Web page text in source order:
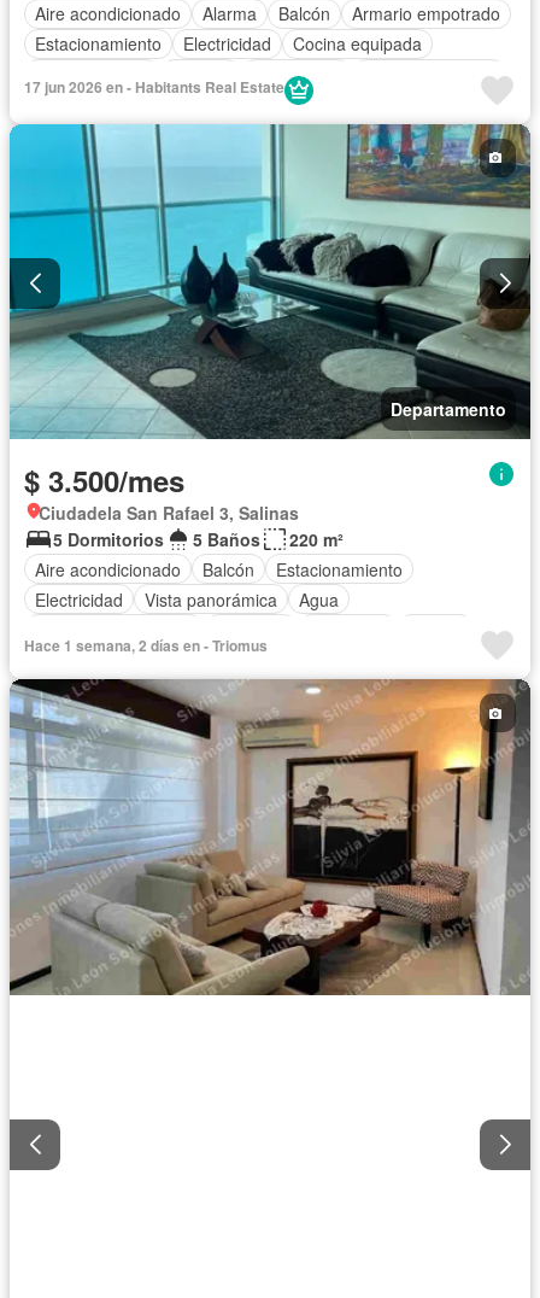
Aire acondicionado
Alarma Balcón
Armario empotrado
Estacionamiento
Electricidad
Cocina equipada
Gas natural
Vista panorámica
Cuarto de servicio
Conserje
Garita de guardianía
Ascensor
Seguridad Terraza
Patio
Parrilla
Completamente amoblado
17 jun 2026 en - Habitants Real Estate
Departamento
$ 3.500/mes
Ciudadela San Rafael 3, Salinas
5 Dormitorios
5 Baños
220 m²
Aire acondicionado
Balcón
Estacionamiento
Electricidad
Vista panorámica
Agua
Completamente amoblado
Hace 1 semana, 2 días en - Triomus